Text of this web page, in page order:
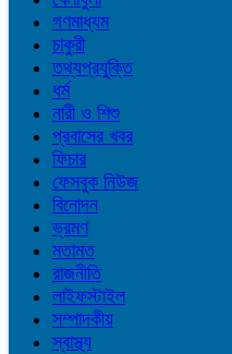
গণমাধ্যম
চাকুরী
তথ্যপ্রযুক্তি
ধর্ম
নারী ও শিশু
প্রবাসের খবর
ফিচার
ফেসবুক নিউজ
বিনোদন
ভ্রমণ
মতামত
রাজনীতি
লাইফস্টাইল
সম্পাদকীয়
স্বাস্থ্য